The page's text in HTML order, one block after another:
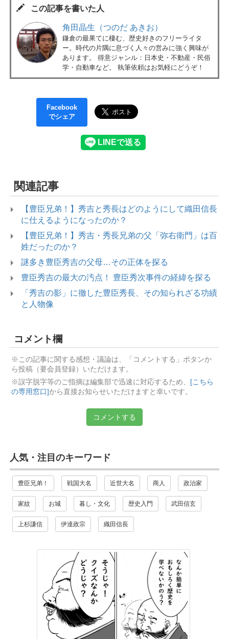
この記事を書いた人
角田晶生（つのだ あきお）
鎌倉の最果てに棲む、歴史好きのフリーライタ
ー。時代の片隅に息づく人々の営みに強く興味が
あります。 得意ジャンル：日本史・不動産・民俗
学・自動車など。 執筆依頼はお気軽にどうぞ！
Facebook
でシェア
関連記事
【豊臣兄弟！】秀吉と秀長はどのようにして織田信長
に仕えるようになったのか？
【豊臣兄弟！】秀吉・秀長兄弟の父「弥右衛門」は百
姓だったのか？
謎多き豊臣秀吉の父母…その正体を探る
豊臣秀吉の最大の汚点！ 豊臣秀次事件の経緯を探る
「秀吉の影」に徹した豊臣秀長、その知られざる功績
と人物像
コメント欄
※この記事に関する感想・議論は、「コメントする」ボタンか
ら投稿（要会員登録）いただけます。
※誤字脱字等のご指摘は編集部で迅速に対応するため、
[こちら
の専用窓口]から直接お知らせいただけますと幸いです。
コメントする
人気・注目のキーワード
豊臣兄弟！ 戦国大名 近世大名 商人 政治家
家紋 お城 暮し・文化 歴史入門 武田信玄
上杉謙信 伊達政宗 織田信長